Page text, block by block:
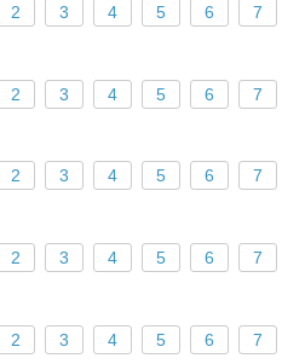
2 3 4 5 6 7
2 3 4 5 6 7
2 3 4 5 6 7
2 3 4 5 6 7
2 3 4 5 6 7